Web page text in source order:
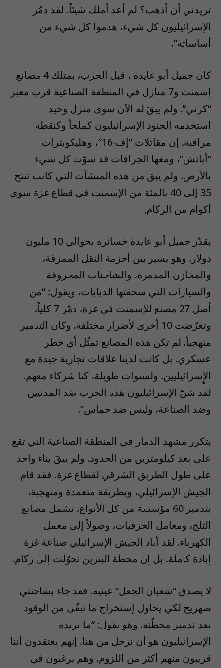
تريدني أن أذهب؟ لم أعد أملك شيئاً. لقد دمّر
الإسرائيليون كل شيء، هدموا كل شيء من
أساساته”.
كان جميل أبو عايدة ، قبل الحرب، يمتلك 4 مصانع
إسمنت و7 منازل في المنطقة الصناعية قرب معبر
“كرني”. ولم يبقَ له الآن سوى منزل وحيد
استخدمه الجنود الإسرائيليون كملجأ وكنقطة
مراقبة. إن مقاتلات “إف-16″، وهليكوبترات
“أباتش”، ومعها الجرافات قد سوّت كل شيء
بالأرض. ولم يبق من هذه المنشآت التي كانت تنتج
35 إلى 40 بالمئة من الإسمنت في قطاع غزة سوى
أكوام من الركام,
يقدّر جميل أبو عايدة خسائره بحوالي 10 مليون
دولار. وهو يسير بين أحزمة النقل الممزقة،
والمخازن المدمرة، والشاحنات المحروقة
والسيارات التي سحقتها الدبابات، ويقول: “من
أصل 27 مصنع للإسمنت في غزة، دمّر 7 كلياً،
وتعرّضت 10 أخرى لأضرار مختلفة. وكان التدمير
منهجياً. لم تكن هذه المصانع تمثّل أي خطر
عسكري. بل كانت لدينا علاقات تجارية جيدة مع
الإٍسرائيليين. ولسنوات طويلة، كنا شركاء معهم.
لقد شنّ الإسرائيليون هذه الحرب ضد المدنيين
وضد الصناعة، وليس ضد حماس”.
يتكرر مشهد الدمار في المنطقة الصناعية التي تقع
على بعد كيلومترين من الحدود. ولم يبقَ بناء واحد
على طول الطريق الشرقي لقطاع غزة. فقد قام
الجيش الإسرائيلي، وبطريقة متعمدة ومنهجية،
بتدمير 60 مؤسسة من كل الأنواع، تشمل مصانع
الثلج، ومعامل الخزفيات، وصولاً إلى معمل
الكهرباء. لقد أباد الجيش الإسرائيلي صناعة غزة
إبادة كاملة. بل إن محطة البنزين تحوّلت إلى ركام.
لا يصدق “شعبان الجعل” عينيه. فقد جاء بشاحنتي
صهريج لكي يحاول إستخراج ما تبقّى من الوقود
بعد تدمير محطّته. وهو يقول: “ما يريده
الإسرائيليون هو أن نرحل من هنا. إنهم يعتقدون أننا
قريبون منهم أكثر من اللزوم. وهم يرغبون في